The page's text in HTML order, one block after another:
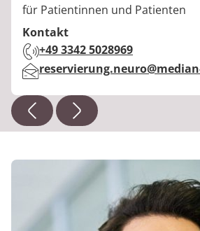
Berufstitel:
für Patientinnen und Patienten
Kontakt
Telefon:
+49 3342 5028969
E-Mail: